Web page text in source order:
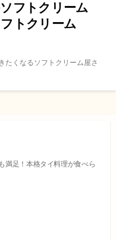
ソフトクリーム
トクリーム
たくなるソフトクリーム屋さ
満足！本格タイ料理が食べら